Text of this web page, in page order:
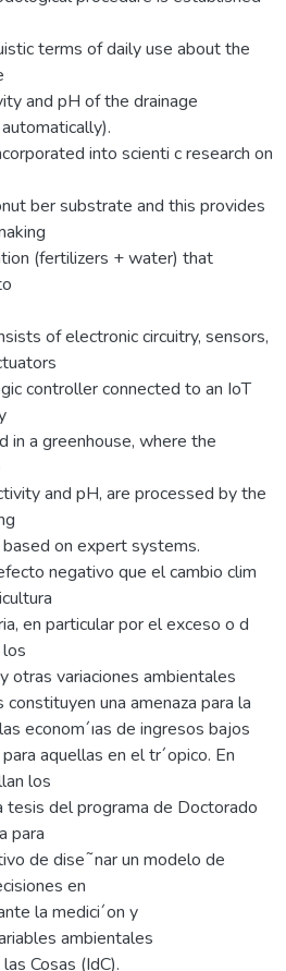
terms of daily use about the
and pH of the drainage
into scienti c research on
ber substrate and this provides
(fertilizers + water) that
of electronic circuitry, sensors,
controller connected to an IoT
a greenhouse, where the
and pH, are processed by the
on expert systems.
negativo que el cambio clim
en particular por el exceso o d
otras variaciones ambientales
una amenaza para la
econom´ıas de ingresos bajos
aquellas en el tr´opico. En
los
tesis del programa de Doctorado
para
de dise˜nar un modelo de
en
la medici´on y
ambientales
Cosas (IdC).